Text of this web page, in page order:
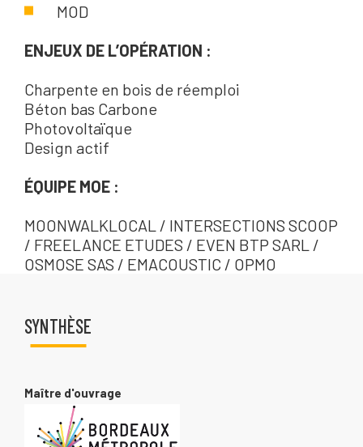
MOD
ENJEUX DE L’OPÉRATION :
Charpente en bois de réemploi
Béton bas Carbone
Photovoltaïque
Design actif
ÉQUIPE MOE :
MOONWALKLOCAL / INTERSECTIONS SCOOP
/ FREELANCE ETUDES / EVEN BTP SARL /
OSMOSE SAS / EMACOUSTIC / OPMO
SYNTHÈSE
Maître d'ouvrage